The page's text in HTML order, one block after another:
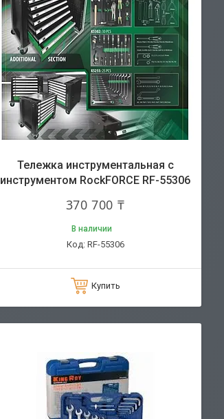
Тележка инструментальная с
инструментом RockFORCE RF-55306
370 700 ₸
В наличии
RF-55306
Купить